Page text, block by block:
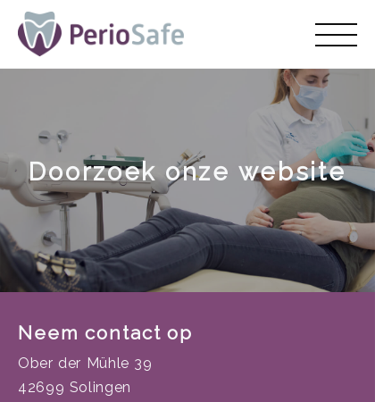
Doorzoek onze website
Neem contact op
Ober der Mühle 39
42699 Solingen